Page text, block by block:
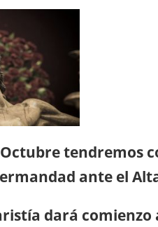
tendremos
ante el
dará comienzo